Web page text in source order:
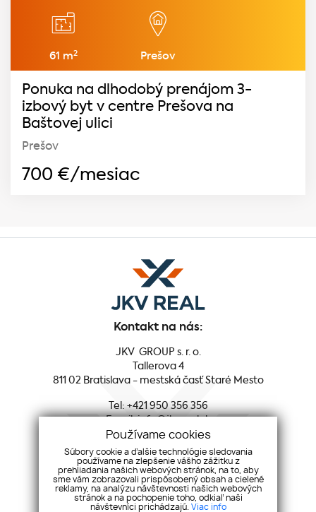
61 m2 Prešov
Ponuka na dlhodobý prenájom 3-
izbový byt v centre Prešova na
Baštovej ulici
Prešov
700 €/mesiac
Kontakt na nás:
JKV GROUP s. r. o.
Tallerova 4
811 02 Bratislava - mestská časť Staré Mesto
Tel:+421 950 356 356
Sociálne siete:
Facebook
Youtube
Instagram
Používame cookies
Súbory cookie a ďalšie technológie sledovania
používame na zlepšenie vášho zážitku z
prehliadania našich webových stránok, na to, aby
sme vám zobrazovali prispôsobený obsah a cielené
reklamy, na analýzu návštevnosti našich webových
stránok a na pochopenie toho, odkiaľ naši
návštevníci prichádzajú. Viac info